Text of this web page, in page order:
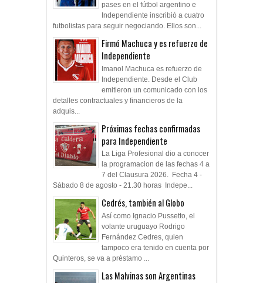
pases en el fútbol argentino e
Independiente inscribió a cuatro
futbolistas para seguir negociando. Ellos son...
Firmó Machuca y es refuerzo de
Independiente
Imanol Machuca es refuerzo de
Independiente. Desde el Club
emitieron un comunicado con los
detalles contractuales y financieros de la
adquis...
Próximas fechas confirmadas
para Independiente
La Liga Profesional dio a conocer
la programacion de las fechas 4 a
7 del Clausura 2026. Fecha 4 -
Sábado 8 de agosto - 21.30 horas Indepe...
Cedrés, también al Globo
Así como Ignacio Pussetto, el
volante uruguayo Rodrigo
Fernández Cedres, quien
tampoco era tenido en cuenta por
Quinteros, se va a préstamo ...
Las Malvinas son Argentinas